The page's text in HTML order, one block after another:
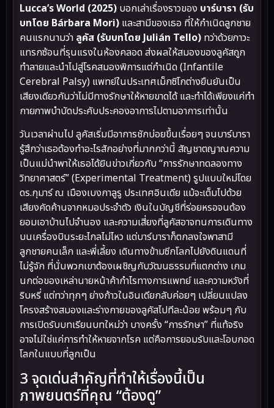
Lucca’s World (2025) บอกเล่าเรื่องราวของ บาร์บารา (รับ
บทโดย Bárbara Mori) และสามีของเธอ ที่ให้กำเนิดลูกชาย
คนแรกนามว่า ลูคัส (รับบทโดย Julián Tello) ทว่าด้วยภาวะ
แทรกซ้อนที่รุนแรงในห้องคลอด ส่งผลให้สมองของลูคัสถูก
ทำลายและนำไปสู่โรคสมองพิการแต่กำเนิด (Infantile
Cerebral Palsy) แพทย์ในประเทศเม็กซิโกต่างยืนยันเป็น
เสียงเดียวกันว่าไม่มีทางรักษาให้หายขาดได้ และทำได้เพียงแค่ทำ
กายภาพบำบัดประคับประคองอาการไปตามอาการเท่านั้น
วันเวลาผ่านไป ลูคัสเริ่มมีอาการชักบ่อยขึ้นเรื่อยๆ จนบาร์บารา
รู้สึกว่าเธอต้องทำอะไรสักอย่างที่มากกว่านี้ สัญชาตญาณความ
เป็นแม่นำพาให้เธอได้ยินข่าวเกี่ยวกับ “การรักษาทดลองทาง
วิทยาศาสตร์” (Experimental Treatment) รูปแบบใหม่โดย
ดร.กุมาร์ ณ เมืองเบงกาลูรู ประเทศอินเดีย แม้จะเต็มไปด้วย
เสียงคัดค้านจากหมอประจำตัว เงินในบัญชีที่ร่อยหรอจนต้อง
ยอมเอาบ้านไปจำนอง และความเสี่ยงที่ลูคัสอาจทนการเดินทาง
บนเครื่องบินระยะไกลไม่ไหว แต่บาร์บาราก็ตกลงใจพาสามี
ลูกชายคนเล็ก และพี่เลี้ยง เดินทางข้ามซีกโลกไปยังดินแดนที่
ไม่รู้จัก ที่นั่นพวกเขาต้องเผชิญกับวัฒนธรรมที่แตกต่าง เกม
นกต่อของเหล่านายหน้าค้ากำไรทางการแพทย์ และความหวังที่
ริบหรี่ แต่ทว่าทุกๆ ย่างก้าวในอินเดียกลับค่อยๆ เปลี่ยนแปลง
โครงสร้างสมองและร่างกายของลูคัสไปทีละน้อย พร้อมๆ กับ
การเปิดรับบทเรียนบทใหม่ว่า บางครั้ง “การรักษา” ที่แท้จริง
อาจไม่ใช่แค่การทำให้หายจากโรค แต่คือการยอมรับและโอบกอด
โลกในแบบที่ลูกเป็น
3 จุดเด่นสำคัญที่ทำให้เรื่องนี้เป็น
ภาพยนตร์ที่คุณ “ต้องดู”